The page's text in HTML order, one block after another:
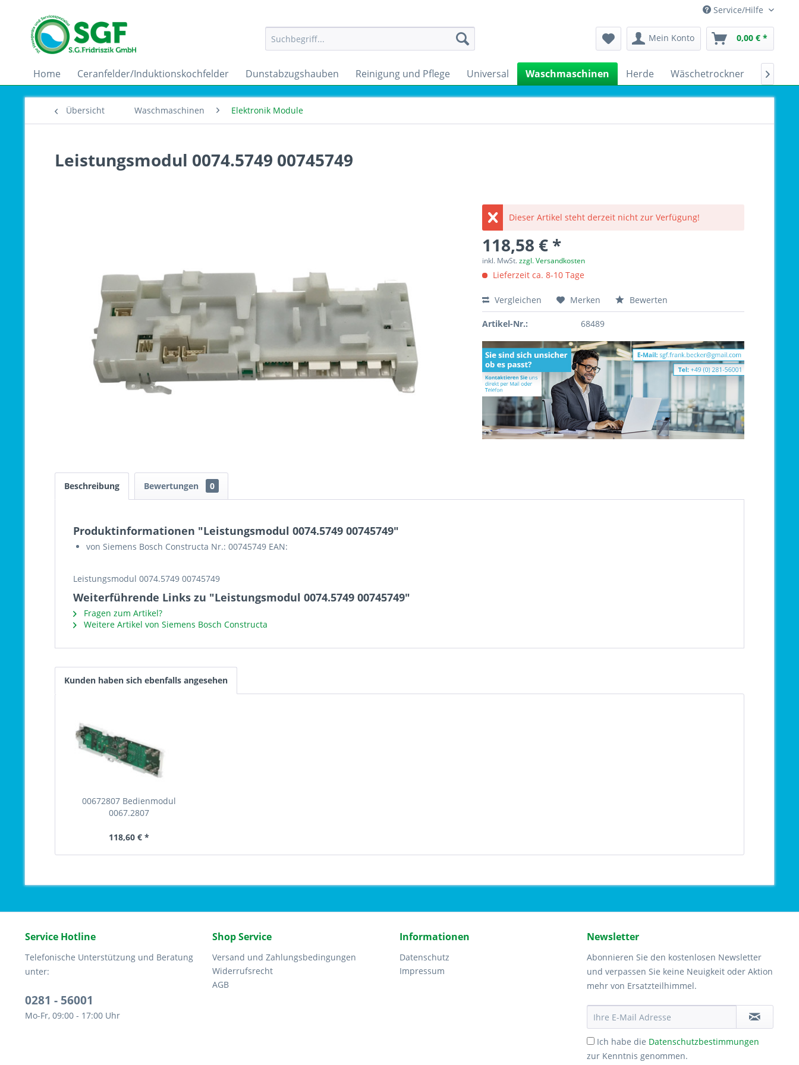
Service/Hilfe
Mein Konto 0,00 € *
Home Ceranfelder/Induktionskochfelder Dunstabzugshauben Reinigung und Pflege Universal Waschmaschinen Herde Wäschetrockner 
Übersicht Waschmaschinen Elektronik Module
Leistungsmodul 0074.5749 00745749
Dieser Artikel steht derzeit nicht zur Verfügung!
118,58 € *
inkl. MwSt.zzgl. Versandkosten
Lieferzeit ca. 8-10 Tage
Vergleichen Merken Bewerten
Artikel-Nr.: 68489
Beschreibung Bewertungen 0
Produktinformationen "Leistungsmodul 0074.5749 00745749"
von Siemens Bosch Constructa Nr.: 00745749 EAN:
Leistungsmodul 0074.5749 00745749
Weiterführende Links zu "Leistungsmodul 0074.5749 00745749"
Fragen zum Artikel?
Weitere Artikel von Siemens Bosch Constructa
Kunden haben sich ebenfalls angesehen
00672807 Bedienmodul
0067.2807
118,60 € *
Service Hotline
Telefonische Unterstützung und Beratung
unter:
0281 - 56001
Mo-Fr, 09:00 - 17:00 Uhr
Shop Service
Versand und Zahlungsbedingungen
Widerrufsrecht
AGB
Informationen
Datenschutz
Impressum
Newsletter
Abonnieren Sie den kostenlosen Newsletter
und verpassen Sie keine Neuigkeit oder Aktion
mehr von Ersatzteilhimmel.
Ich habe die Datenschutzbestimmungen
zur Kenntnis genommen.